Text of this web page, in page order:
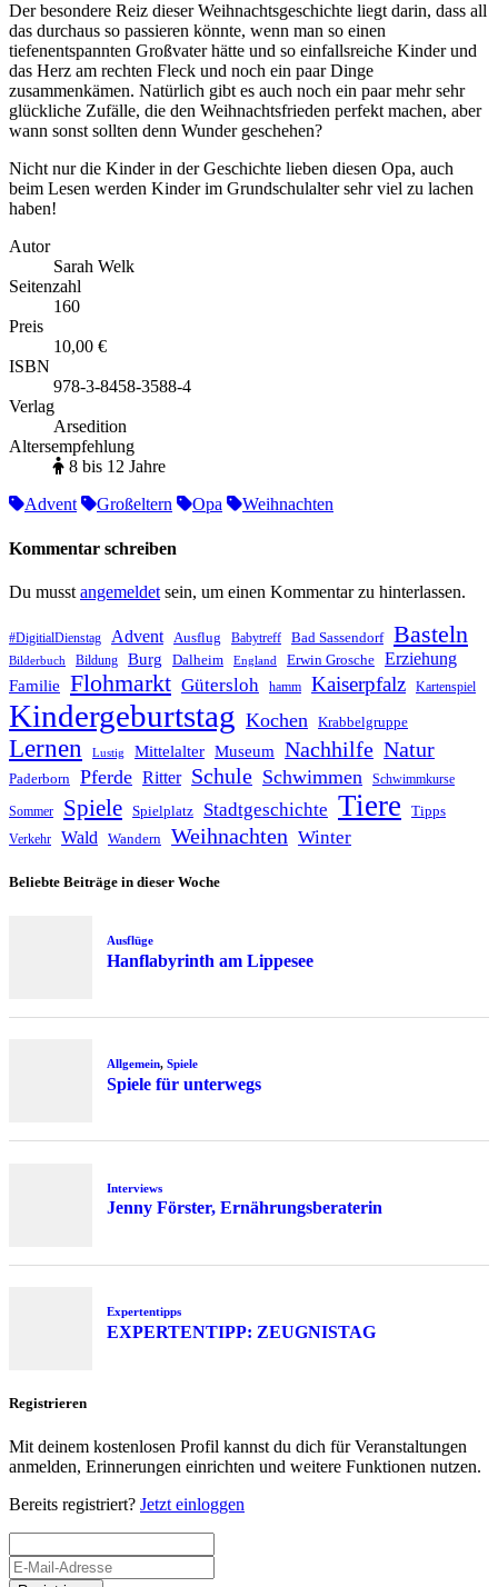
Der besondere Reiz dieser Weihnachtsgeschichte liegt darin, dass all
das durchaus so passieren könnte, wenn man so einen
tiefenentspannten Großvater hätte und so einfallsreiche Kinder und
das Herz am rechten Fleck und noch ein paar Dinge
zusammenkämen. Natürlich gibt es auch noch ein paar mehr sehr
glückliche Zufälle, die den Weihnachtsfrieden perfekt machen, aber
wann sonst sollten denn Wunder geschehen?
Nicht nur die Kinder in der Geschichte lieben diesen Opa, auch
beim Lesen werden Kinder im Grundschulalter sehr viel zu lachen
haben!
Autor
Sarah Welk
Seitenzahl
160
Preis
10,00 €
ISBN
978-3-8458-3588-4
Verlag
Arsedition
Altersempfehlung
8 bis 12 Jahre
Advent
Großeltern Opa Weihnachten
Kommentar schreiben
Du musst angemeldet sein, um einen Kommentar zu hinterlassen.
#DigitialDienstag Advent Ausflug Babytreff Bad Sassendorf Basteln
Bilderbuch Bildung Burg Dalheim England Erwin Grosche Erziehung
Familie Flohmarkt Gütersloh hamm Kaiserpfalz Kartenspiel
Kindergeburtstag Kochen Krabbelgruppe
Lernen Lustig Mittelalter Museum Nachhilfe Natur
Paderborn Pferde Ritter Schule Schwimmen Schwimmkurse
Sommer Spiele Spielplatz Stadtgeschichte Tiere Tipps
Verkehr Wald Wandern Weihnachten Winter
Beliebte Beiträge in dieser Woche
Ausflüge
Hanflabyrinth am Lippesee
Allgemein, Spiele
Spiele für unterwegs
Interviews
Jenny Förster, Ernährungsberaterin
Expertentipps
EXPERTENTIPP: ZEUGNISTAG
Registrieren
Mit deinem kostenlosen Profil kannst du dich für Veranstaltungen
anmelden, Erinnerungen einrichten und weitere Funktionen nutzen.
Bereits registriert? Jetzt einloggen